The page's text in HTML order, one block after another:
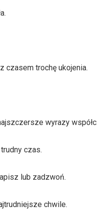
czasem trochę ukojenia.
wyrazy
czas.
lub zadzwoń.
chwile.